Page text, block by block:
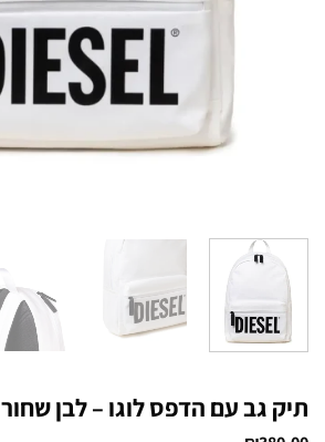
תיק גב עם הדפס לוגו – לבן שחור